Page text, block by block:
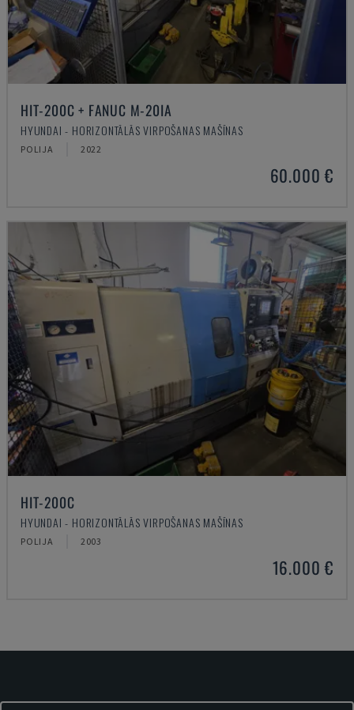
HIT-200C + FANUC M-20IA
HYUNDAI - HORIZONTĀLĀS VIRPOŠANAS MAŠĪNAS
POLIJA 2022
60.000 €
HIT-200C
HYUNDAI - HORIZONTĀLĀS VIRPOŠANAS MAŠĪNAS
POLIJA 2003
16.000 €